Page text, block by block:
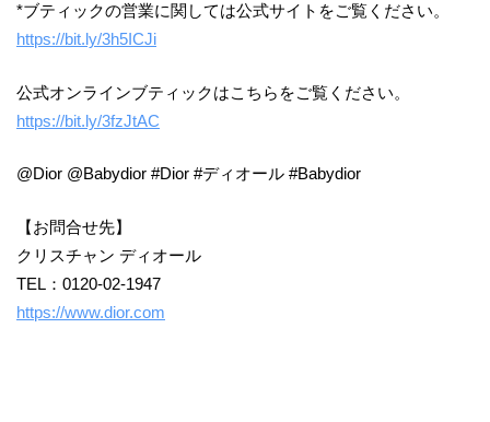
*ブティックの営業に関しては公式サイトをご覧ください。
https://bit.ly/3h5ICJi
公式オンラインブティックはこちらをご覧ください。
https://bit.ly/3fzJtAC
@Dior @Babydior #Dior #ディオール #Babydior
【お問合せ先】
クリスチャン ディオール
TEL：0120-02-1947
https://www.dior.com